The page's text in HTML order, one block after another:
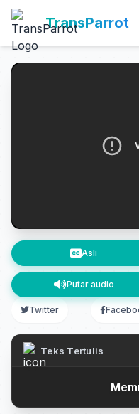
TransParrot
Asli
Putar audio
Twitter
Teks Tertulis